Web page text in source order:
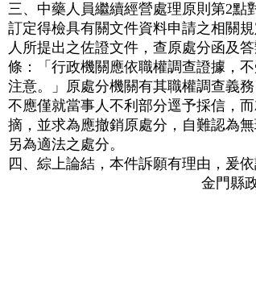
三、中藥人員繼續經營處理原則第2點
訂定得檢具有關文件資料申請之相關
人所提出之佐證文件，查原處分函及
條：「行政機關應依職權調查證據，
注意。」原處分機關有其職權調查義
不應僅就當事人不利部分逕予採信，
摘，並求為應撤銷原處分，自難認為
另為適法之處分。
四、綜上論結，本件訴願有理由，爰
金門縣政府訴願
主任委員
委員 李
委員 林
委員 蔡
委員 沈